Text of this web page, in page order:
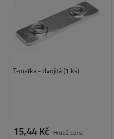
T-matka - dvojitá (1 ks)
15,44 Kč Hrubá cena